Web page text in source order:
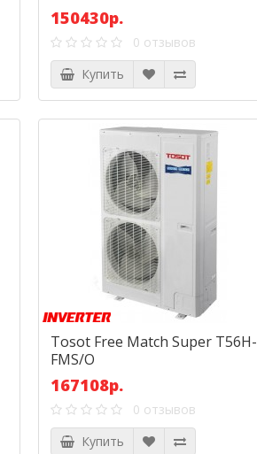
150430р.
0 отзывов
Купить
Tosot Free Match Super T56H-
FMS/O
167108р.
0 отзывов
Купить